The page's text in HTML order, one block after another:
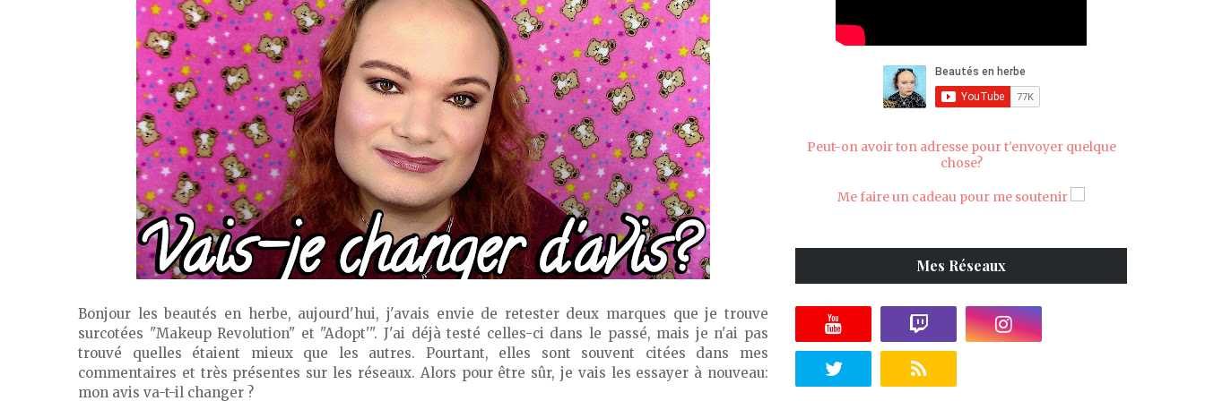
Bonjour les beautés en herbe, aujourd'hui, j'avais envie de retester deux marques que je trouve
surcotées "Makeup Revolution" et "Adopt'". J'ai déjà testé celles-ci dans le passé, mais je n'ai pas
trouvé quelles étaient mieux que les autres. Pourtant, elles sont souvent citées dans mes
commentaires et très présentes sur les réseaux. Alors pour être sûr, je vais les essayer à nouveau:
mon avis va-t-il changer ?
Peut-on avoir ton adresse pour t'envoyer quelque
chose?
Me faire un cadeau pour me soutenir
Mes Réseaux